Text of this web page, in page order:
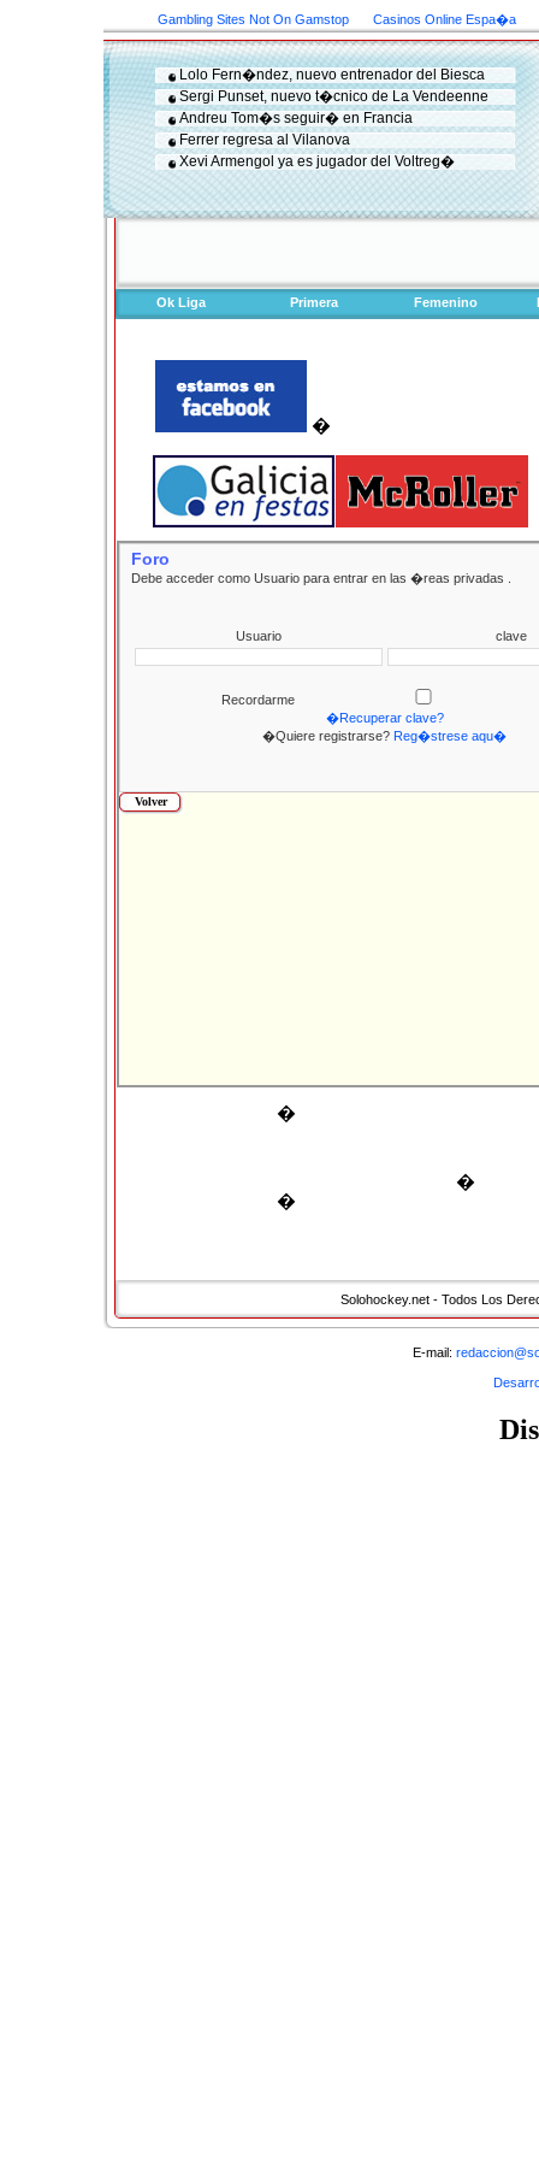
Gambling Sites Not On Gamstop Casinos Online Espa�a
Lolo Fern�ndez, nuevo entrenador del Biesca
Sergi Punset, nuevo t�cnico de La Vendeenne
Andreu Tom�s seguir� en Francia
Ferrer regresa al Vilanova
Xevi Armengol ya es jugador del Voltreg�
Ok Liga Primera Femenino
�
Foro
Debe acceder como Usuario para entrar en las �reas privadas .
Usuario clave
Recordarme
�Recuperar clave?
�Quiere registrarse? Reg�strese aqu�
Volver
�
�
�
Solohockey.net - Todos Los
E-mail: